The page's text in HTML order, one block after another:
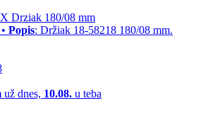
Drziak 180/08 mm
Popis: Držiak 18-58218 180/08 mm.
už dnes, 10.08. u teba